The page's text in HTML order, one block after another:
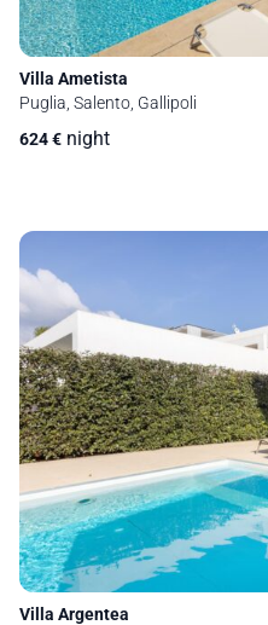
Villa Ametista
Puglia, Salento, Gallipoli
624€ night
Villa Argentea